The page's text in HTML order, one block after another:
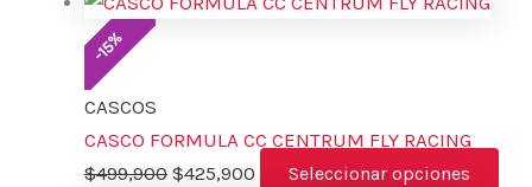
-
15
%
CASCOS
CASCO FORMULA CC CENTRUM FLY RACING
$499,900 $425,900 Seleccionar opciones